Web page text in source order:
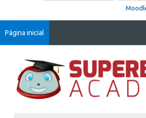
Página inicial
Locales
Português - Brasil ‎(pt_br)‎
Superbook